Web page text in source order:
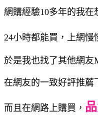
網購經驗10多年的我在
24小時都能買，上網
於是我也找了其他網友
在網友的一致好評推薦
而且在網路上購買，